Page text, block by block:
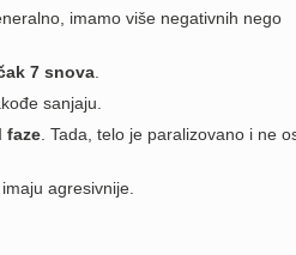
imamo više negativnih nego
7 snova.
sanjaju.
faze. Tada, telo je paralizovano i ne
agresivnije.